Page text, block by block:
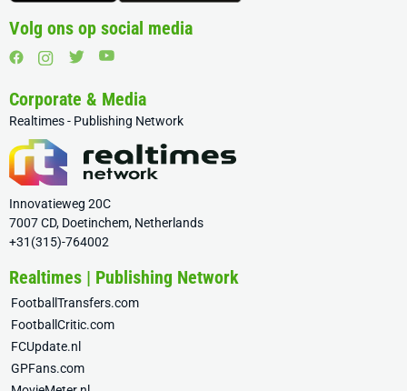
Volg ons op social media
Corporate & Media
Realtimes - Publishing Network
Innovatieweg 20C
7007 CD, Doetinchem, Netherlands
+31(315)-764002
Realtimes | Publishing Network
FootballTransfers.com
FootballCritic.com
FCUpdate.nl
GPFans.com